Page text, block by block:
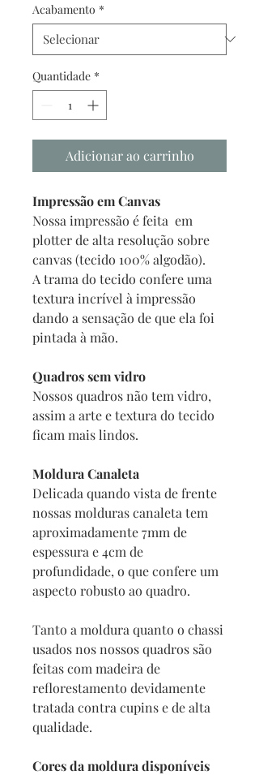
Acabamento *
Quantidade *
Adicionar ao carrinho
Impressão em Canvas
Nossa impressão é feita em
plotter de alta resolução sobre
canvas (tecido 100% algodão).
A trama do tecido confere uma
textura incrível à impressão
dando a sensação de que ela foi
pintada à mão.
Quadros sem vidro
Nossos quadros não tem vidro,
assim a arte e textura do tecido
ficam mais lindos.
Moldura Canaleta
Delicada quando vista de frente
nossas molduras canaleta tem
aproximadamente 7mm de
espessura e 4cm de
profundidade, o que confere um
aspecto robusto ao quadro.
Tanto a moldura quanto o chassi
usados nos nossos quadros são
feitas com madeira de
reflorestamento devidamente
tratada contra cupins e de alta
qualidade.
Cores da moldura disponíveis